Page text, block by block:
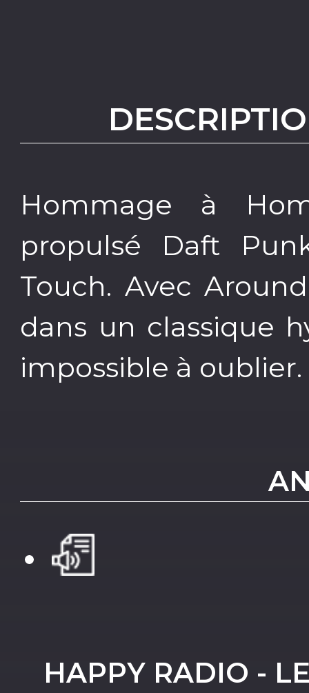
Hommage à
propulsé Daft
Touch. Avec
dans un classique
impossible à oublier.
HAPPY RADIO -